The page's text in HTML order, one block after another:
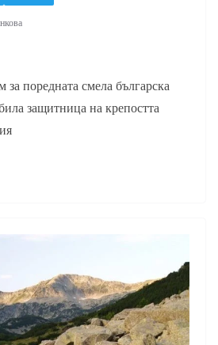
поредната смела българска
защитница на крепостта